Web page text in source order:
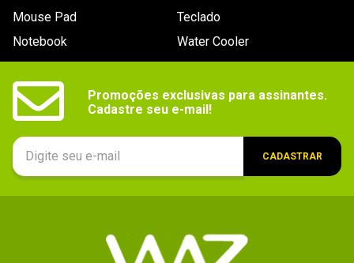
Mouse Pad
Notebook
Teclado
Water Cooler
Promoções exclusivas para assinantes.
Cadastre seu e-mail!
CADASTRAR